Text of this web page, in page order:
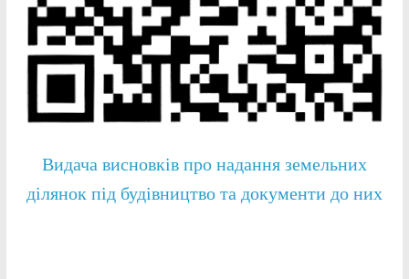
Видача висновків про надання земельних
ділянок під будівництво та документи до них